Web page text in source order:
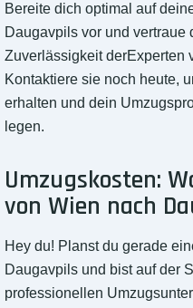
Bereite dich optimal auf
Daugavpils vor und vertraue
Zuverlässigkeit derExperten
Kontaktiere sie noch heute,
erhalten und dein
legen.
Umzugskosten:
von Wien nach
Hey du! Planst du gerade
Daugavpils und bist auf der
professionellen